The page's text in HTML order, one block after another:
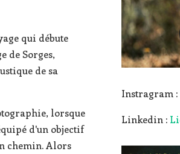
qui débute
de Sorges,
de sa
lorsque
d'un objectif
chemin. Alors
Instragram :
Linkedin :